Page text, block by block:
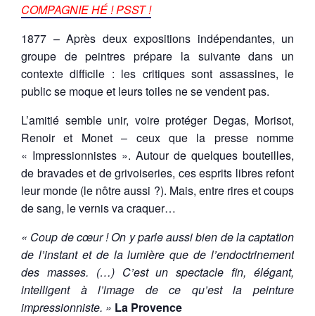
COMPAGNIE HÉ ! PSST !
1877 – Après deux expositions indépendantes, un
groupe de peintres prépare la suivante dans un
contexte difficile : les critiques sont assassines, le
public se moque et leurs toiles ne se vendent pas.
L’amitié semble unir, voire protéger Degas, Morisot,
Renoir et Monet – ceux que la presse nomme
« Impressionnistes ». Autour de quelques bouteilles,
de bravades et de grivoiseries, ces esprits libres refont
leur monde (le nôtre aussi ?). Mais, entre rires et coups
de sang, le vernis va craquer…
« Coup de cœur ! On y parle aussi bien de la captation
de l’instant et de la lumière que de l’endoctrinement
des masses. (…) C’est un spectacle fin, élégant,
intelligent à l’image de ce qu’est la peinture
impressionniste. » La Provence